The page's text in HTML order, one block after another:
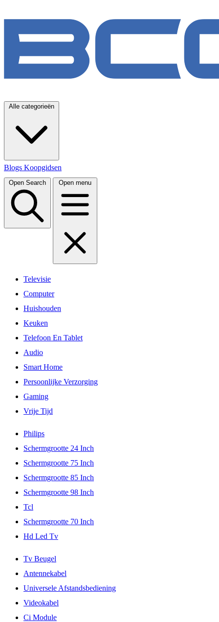
Alle categorieën
Blogs Koopgidsen
Open Search Open menu
Televisie
Computer
Huishouden
Keuken
Telefoon En Tablet
Audio
Smart Home
Persoonlijke Verzorging
Gaming
Vrije Tijd
Philips
Schermgrootte 24 Inch
Schermgrootte 75 Inch
Schermgrootte 85 Inch
Schermgrootte 98 Inch
Tcl
Schermgrootte 70 Inch
Hd Led Tv
Tv Beugel
Antennekabel
Universele Afstandsbediening
Videokabel
Ci Module